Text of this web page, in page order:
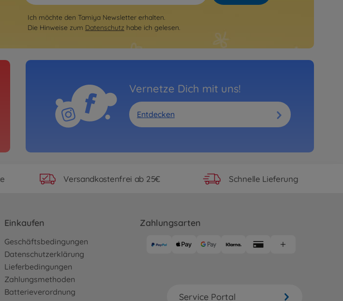
Ich möchte den Tamiya Newsletter erhalten.
Die Hinweise zum Datenschutz habe ich gelesen.
Vernetze Dich mit uns!
Entdecken
Versandkostenfrei ab 25€ Schnelle Lieferung
Einkaufen
Geschäftsbedingungen
Datenschutzerklärung
Lieferbedingungen
Zahlungsmethoden
Batterieverordnung
Zahlungsarten
Service Portal